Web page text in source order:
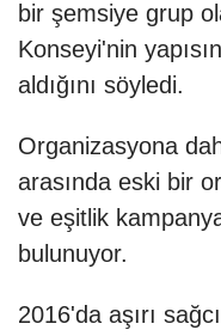
bir şemsiye grup
Konseyi'nin
aldığını söyledi.
Organizasyona
arasında eski bir
ve eşitlik
bulunuyor.
2016'da aşırı